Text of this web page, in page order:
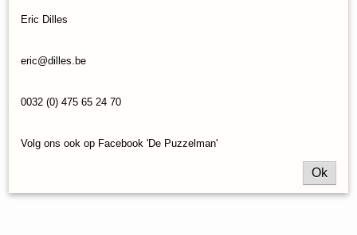
Ook interessant
Eric Dilles
eric@dilles.be
0032 (0) 475 65 24 70
Volg ons ook op Facebook 'De Puzzelman'
Ok